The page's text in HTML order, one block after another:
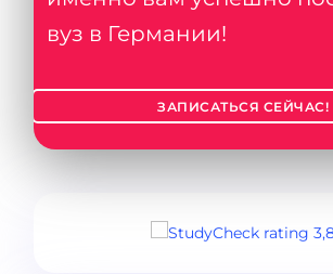
вуз в Германии!
ЗАПИСАТЬСЯ СЕЙЧАС!